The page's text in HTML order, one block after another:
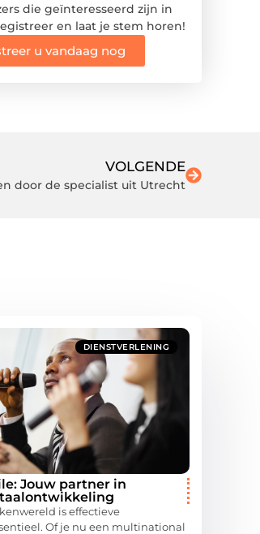
die geïnteresseerd zijn in
en laat je stem horen!
u vandaag nog
VOLGENDE
door de specialist uit Utrecht
DIENSTVERLENING
Jouw partner in
is effectieve
Of je nu een multinational